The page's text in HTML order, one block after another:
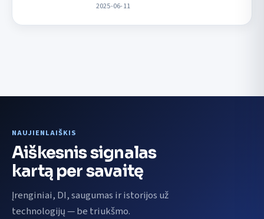
2025-06-11
NAUJIENLAIŠKIS
Aiškesnis signalas
kartą per savaitę
Įrenginiai, DI, saugumas ir istorijos už
technologijų — be triukšmo.